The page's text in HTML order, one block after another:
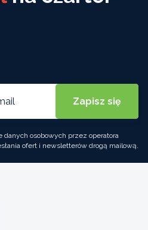
osobowych przez operatora
ofert i newsletterów drogą mailową.